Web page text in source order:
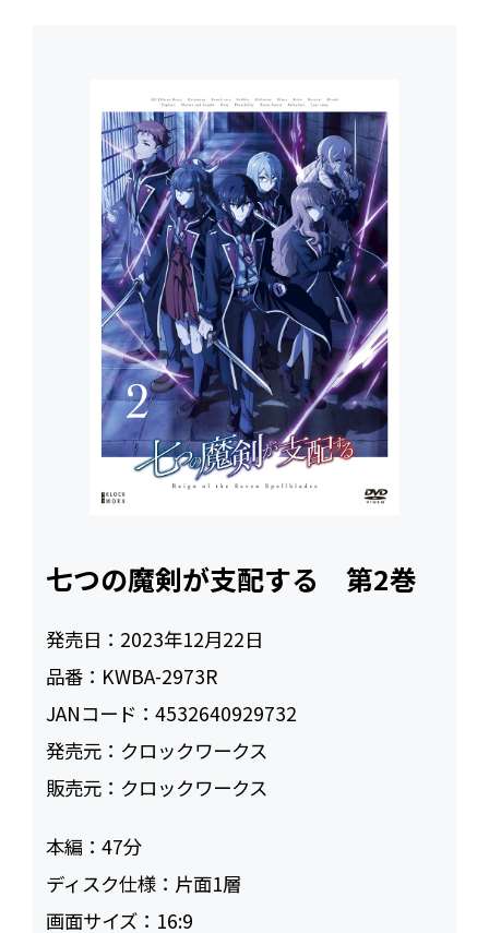
七つの魔剣が支配する 第2巻
発売日： 2023年12月22日
品番： KWBA-2973R
JANコード：4532640929732
発売元： クロックワークス
販売元： クロックワークス
本編：47
ディスク仕様： 片面1層
画面サイズ： 16:9